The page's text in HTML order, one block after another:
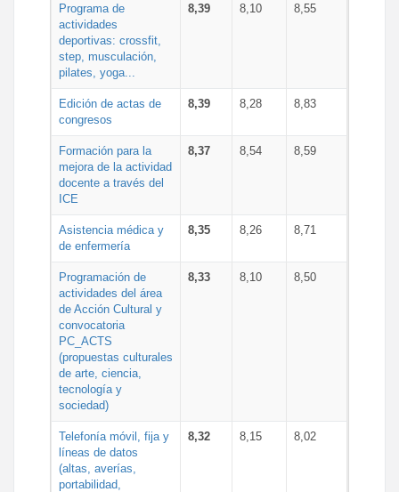
Programa de
actividades
deportivas: crossfit,
step, musculación,
pilates, yoga...
8,39 8,10 8,55
Edición de actas de
congresos
8,39 8,28 8,83
Formación para la
mejora de la actividad
docente a través del
ICE
8,37 8,54 8,59
Asistencia médica y
de enfermería
8,35 8,26 8,71
Programación de
actividades del área
de Acción Cultural y
convocatoria
PC_ACTS
(propuestas culturales
de arte, ciencia,
tecnología y
sociedad)
8,33 8,10 8,50
Telefonía móvil, fija y
líneas de datos
(altas, averías,
portabilidad,
8,32 8,15 8,02